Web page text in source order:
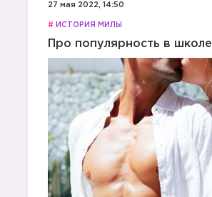
27 мая 2022, 14:50
# ИСТОРИЯ МИЛЫ
Про популярность в школе